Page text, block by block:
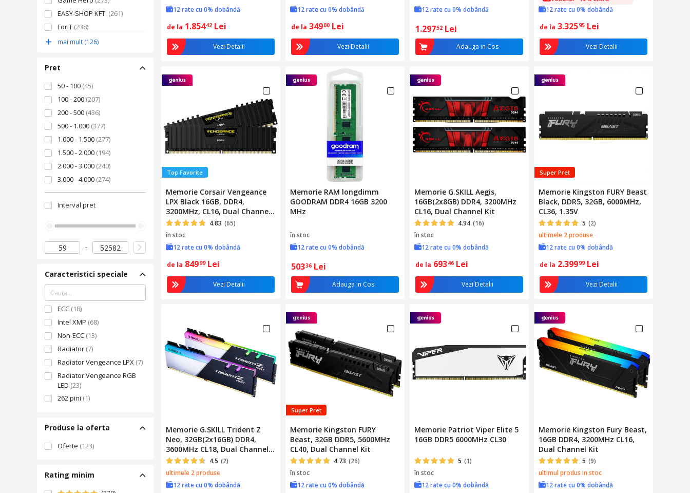
EASY-SHOP KFT. (261)
ForIT (238)
ALASTRO(225)
mai mult (126)
Pret
50 - 100 (45)
100 - 200 (207)
200 - 500 (436)
500 - 1.000 (377)
1.000 - 1.500 (277)
1.500 - 2.000 (194)
2.000 - 3.000 (240)
3.000 - 4.000 (274)
4.000 - 5.000(137)
Peste 5.000(389)
Interval pret
Caracteristici speciale
ECC (18)
Intel XMP (68)
Non-ECC (13)
Radiator (7)
Radiator Vengeance LPX (7)
Radiator Vengeance RGB
LED (23)
262 pini (1)
AMD EXPO(99)
AMD EXPO Ready
AMD Ryzen™ Ready
Produse la oferta
Oferte (123)
Rating minim
12 rate cu 0% dobândă
de la 1.85442 Lei
Vezi Detalii
12 rate cu 0% dobândă
de la 34900 Lei
Vezi Detalii
12 rate cu 0% dobândă
1.29752 Lei
Adauga in Cos
12 rate cu 0% dobândă
de la 3.32595 Lei
Vezi Detalii
Top Favorite
Memorie Corsair Vengeance
LPX Black 16GB, DDR4,
3200MHz, CL16, Dual Channel
Kit
4.83 (65)
în stoc
12 rate cu 0% dobândă
de la 84999 Lei
Vezi Detalii
Memorie RAM longdimm
GOODRAM DDR4 16GB 3200
MHz
în stoc
12 rate cu 0% dobândă
50336 Lei
Adauga in Cos
Memorie G.SKILL Aegis,
16GB(2x8GB) DDR4, 3200MHz
CL16, Dual Channel Kit
4.94 (16)
în stoc
12 rate cu 0% dobândă
de la 69346 Lei
Vezi Detalii
Super Pret
Memorie Kingston FURY Beast
Black, DDR5, 32GB, 6000MHz,
CL36, 1.35V
5 (2)
ultimele 2 produse
12 rate cu 0% dobândă
de la 2.39999 Lei
Vezi Detalii
Memorie G.SKILL Trident Z
Neo, 32GB(2x16GB) DDR4,
3600MHz CL18, Dual Channel
Kit
4.5 (2)
ultimele 2 produse
12 rate cu 0% dobândă
Super Pret
Memorie Kingston FURY
Beast, 32GB DDR5, 5600MHz
CL40, Dual Channel Kit
4.73 (26)
în stoc
12 rate cu 0% dobândă
Memorie Patriot Viper Elite 5
16GB DDR5 6000MHz CL30
5 (1)
în stoc
12 rate cu 0% dobândă
Memorie Kingston Fury Beast,
16GB DDR4, 3200MHz CL16,
Dual Channel Kit
5 (9)
ultimul produs in stoc
12 rate cu 0% dobândă